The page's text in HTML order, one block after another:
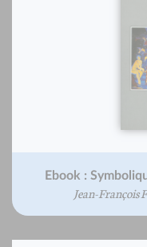
Ebook :
Jean-François